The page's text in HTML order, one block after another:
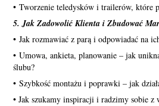
• Tworzenie teledysków i trailerów, które
5. Jak Zadowolić Klienta i Zbudować
• Jak rozmawiać z parą i odpowiadać na
• Umowa, ankieta, planowanie – jak
ślubu?
• Szybkość montażu i poprawki – jak
• Jak szukamy inspiracji i radzimy sobie z